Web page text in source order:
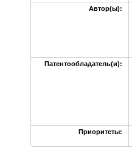
Автор(ы):
Патентообладатель(и):
Приоритеты: